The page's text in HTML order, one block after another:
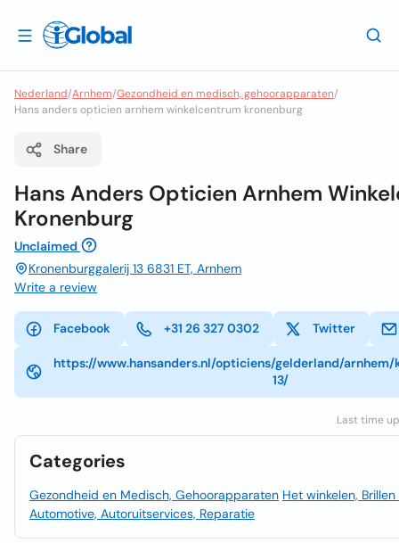
Nederland/Arnhem/Gezondheid en medisch, gehoorapparaten/
Hans anders opticien arnhem winkelcentrum kronenburg
Share
Hans Anders Opticien Arnhem
Kronenburg
Unclaimed
Kronenburggalerij 13 6831 ET, Arnhem
Write a review
Facebook +31 26 327 0302 Twitter
https://www.hansanders.nl/opticiens/gelderland/
13/
Last time
Categories
Gezondheid en Medisch, Gehoorapparaten Het winkelen,
Automotive, Autoruitservices, Reparatie